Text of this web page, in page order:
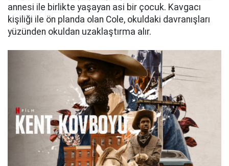
annesi ile birlikte yaşayan asi bir çocuk. Kavgacı
kişiliği ile ön planda olan Cole, okuldaki davranışları
yüzünden okuldan uzaklaştırma alır.